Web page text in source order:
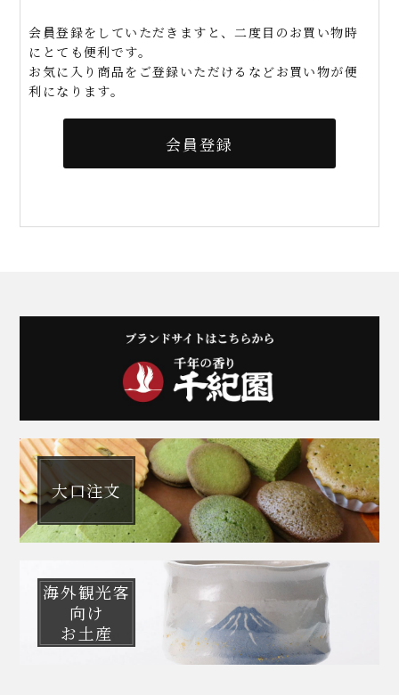
会員登録をしていただきますと、二度目のお買い物時
にとても便利です。
お気に入り商品をご登録いただけるなどお買い物が便
利になります。
会員登録
大口注文
海外観光客
向け
お土産